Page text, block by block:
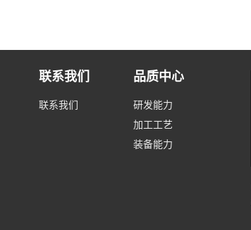
联系我们
联系我们
品质中心
研发能力
加工工艺
装备能力